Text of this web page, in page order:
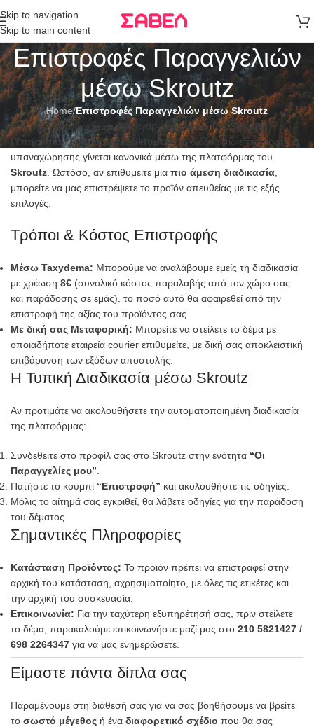
Skip to navigation
Skip to main content
άνω των 80€
Παραγγελία
Επιστροφές Παραγγελιών
μέσω Skroutz
Home/Επιστροφές Παραγγελιών μέσω Skroutz
Εάν πραγματοποιήσατε την αγορά σας μέσω τουSkroutz
(Υπηρεσία “Αγορά μέσω Skroutz”), η διαδικασία επιστροφής ή
υπαναχώρησης γίνεται κανονικά μέσω της πλατφόρμας του
Skroutz . Ωστόσο, αν επιθυμείτε μια πιο άμεση διαδικασία
μπορείτε να μας επιστρέψετε το προϊόν απευθείας με τις εξής
επιλογές:
Τρόποι & Κόστος Επιστροφής
Μέσω Taxydema: Μπορούμε να αναλάβουμε εμείς τη διαδικασία
με χρέωση 8€ (συνολικό κόστος παραλαβής από τον χώρο σας
και παράδοσης σε εμάς). το ποσό αυτό θα αφαιρεθεί από την
επιστροφή της αξίας του προϊόντος σας.
Με δική σας Μεταφορική: Μπορείτε να στείλετε το δέμα με
οποιαδήποτε εταιρεία courier επιθυμείτε, με δική σας αποκλειστική
επιβάρυνση των εξόδων αποστολής.
Η Τυπική Διαδικασία μέσω Skroutz
Αν προτιμάτε να ακολουθήσετε την αυτοματοποιημένη διαδικασία
της πλατφόρμας:
Συνδεθείτε στο προφίλ σας στο Skroutz στην ενότητα “Οι
Παραγγελίες μου”
Πατήστε το κουμπί “Επιστροφή” και ακολουθήστε τις οδηγίες.
Μόλις το αίτημά σας εγκριθεί, θα λάβετε οδηγίες για την παράδοση
του δέματος.
Σημαντικές Πληροφορίες
Κατάσταση Προϊόντος: Το προϊόν πρέπει να επιστραφεί στην
αρχική του κατάσταση, αχρησιμοποίητο, με όλες τις ετικέτες και
την αρχική του συσκευασία.
Επικοινωνία: Για την ταχύτερη εξυπηρέτησή σας, πριν στείλετε
το δέμα, παρακαλούμε επικοινωνήστε μαζί μας στο 210 5821427 /
698 2264347 για να μας ενημερώσετε.
Είμαστε πάντα δίπλα σας
Παραμένουμε στη διάθεσή σας για να σας βοηθήσουμε να βρείτε
το σωστό μέγεθος ή ένα διαφορετικό σχέδιο που θα σας